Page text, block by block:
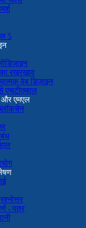
5
रखरखाव
वेब डिज़ाइन
एचटीएमएल
और एमएल
- पत्र